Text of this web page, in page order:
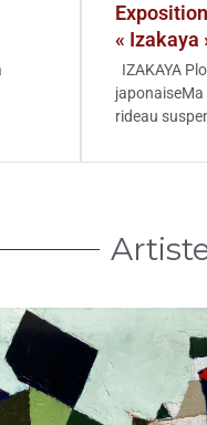
« Izakaya
IZAKAYA
japonaiseMa
rideau